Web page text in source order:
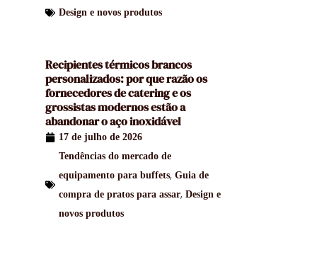
Design e novos produtos
Recipientes térmicos brancos
personalizados: por que razão os
fornecedores de catering e os
grossistas modernos estão a
abandonar o aço inoxidável
17 de julho de 2026
Tendências do mercado de
equipamento para buffets,Guia de
compra de pratos para assar,Design e
novos produtos